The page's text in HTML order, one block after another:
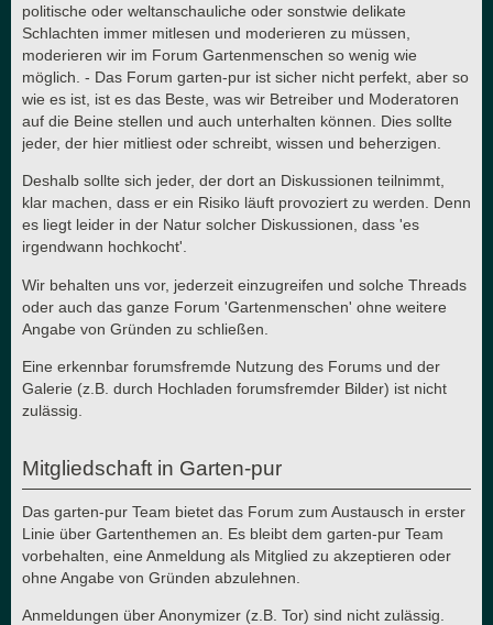
politische oder weltanschauliche oder sonstwie delikate
Schlachten immer mitlesen und moderieren zu müssen,
moderieren wir im Forum Gartenmenschen so wenig wie
möglich. - Das Forum garten-pur ist sicher nicht perfekt, aber so
wie es ist, ist es das Beste, was wir Betreiber und Moderatoren
auf die Beine stellen und auch unterhalten können. Dies sollte
jeder, der hier mitliest oder schreibt, wissen und beherzigen.
Deshalb sollte sich jeder, der dort an Diskussionen teilnimmt,
klar machen, dass er ein Risiko läuft provoziert zu werden. Denn
es liegt leider in der Natur solcher Diskussionen, dass 'es
irgendwann hochkocht'.
Wir behalten uns vor, jederzeit einzugreifen und solche Threads
oder auch das ganze Forum 'Gartenmenschen' ohne weitere
Angabe von Gründen zu schließen.
Eine erkennbar forumsfremde Nutzung des Forums und der
Galerie (z.B. durch Hochladen forumsfremder Bilder) ist nicht
zulässig.
Mitgliedschaft in Garten-pur
Das garten-pur Team bietet das Forum zum Austausch in erster
Linie über Gartenthemen an. Es bleibt dem garten-pur Team
vorbehalten, eine Anmeldung als Mitglied zu akzeptieren oder
ohne Angabe von Gründen abzulehnen.
Anmeldungen über Anonymizer (z.B. Tor) sind nicht zulässig.